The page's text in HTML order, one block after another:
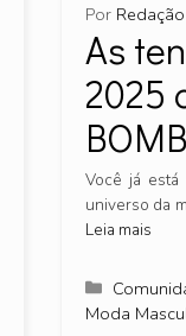
As
2025
Por
Você já
universo da
Leia mais
Moda